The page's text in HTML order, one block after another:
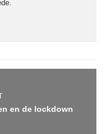
en de lockdown